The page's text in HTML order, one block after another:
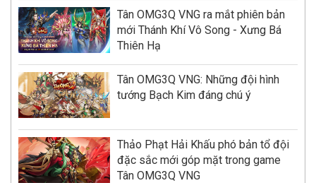
Tân OMG3Q VNG ra mắt phiên bản
mới Thánh Khí Vô Song - Xưng Bá
Thiên Hạ
Tân OMG3Q VNG: Những đội hình
tướng Bạch Kim đáng chú ý
Thảo Phạt Hải Khấu phó bản tổ đội
đặc sắc mới góp mặt trong game
Tân OMG3Q VNG